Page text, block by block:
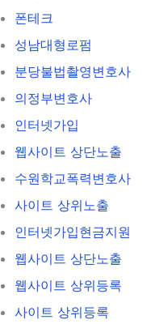
폰테크
성남대형로펌
분당불법촬영변호사
의정부변호사
인터넷가입
웹사이트 상단노출
수원학교폭력변호사
사이트 상위노출
인터넷가입현금지원
웹사이트 상단노출
웹사이트 상위등록
사이트 상위등록